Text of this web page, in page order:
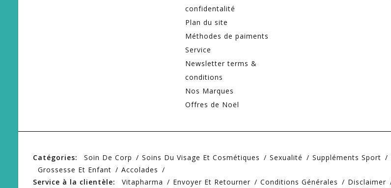
confidentalité
Plan du site
Méthodes de paiments
Service
Newsletter terms &
conditions
Nos Marques
Offres de Noël
Catégories: Soin De Corp Soins Du Visage Et Cosmétiques Sexualité Suppléments Sport
Grossesse Et Enfant
Accolades
Service à la clientèle:
Vitapharma Envoyer Et Retourner Conditions Générales Disclaimer